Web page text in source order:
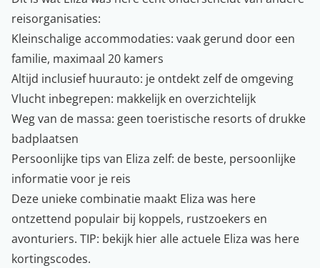
reisorganisaties:
Kleinschalige accommodaties: vaak gerund door een
familie, maximaal 20 kamers
Altijd inclusief huurauto: je ontdekt zelf de omgeving
Vlucht inbegrepen: makkelijk en overzichtelijk
Weg van de massa: geen toeristische resorts of drukke
badplaatsen
Persoonlijke tips van Eliza zelf: de beste, persoonlijke
informatie voor je reis
Deze unieke combinatie maakt Eliza was here
ontzettend populair bij koppels, rustzoekers en
avonturiers. TIP: bekijk hier alle actuele Eliza was here
kortingscodes.